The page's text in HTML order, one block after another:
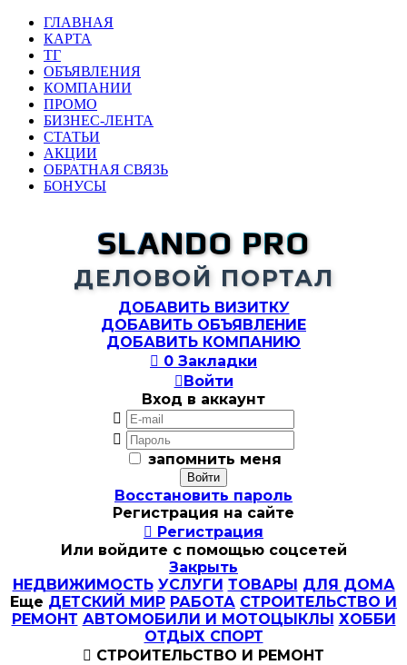
ГЛАВНАЯ
КАРТА
ТГ
ОБЪЯВЛЕНИЯ
КОМПАНИИ
ПРОМО
БИЗНЕС-ЛЕНТА
СТАТЬИ
АКЦИИ
ОБРАТНАЯ СВЯЗЬ
БОНУСЫ
SLANDO PRO
ДЕЛОВОЙ ПОРТАЛ
ДОБАВИТЬ ВИЗИТКУ
ДОБАВИТЬ ОБЪЯВЛЕНИЕ
ДОБАВИТЬ КОМПАНИЮ
 0 Закладки
Войти
Вход в аккаунт


запомнить меня
Восстановить пароль
Регистрация на сайте
 Регистрация
Или войдите с помощью соцсетей
Закрыть
НЕДВИЖИМОСТЬ УСЛУГИ ТОВАРЫ ДЛЯ ДОМА
Еще ДЕТСКИЙ МИР РАБОТА СТРОИТЕЛЬСТВО И
РЕМОНТ АВТОМОБИЛИ И МОТОЦЫКЛЫ ХОББИ
ОТДЫХ СПОРТ
 СТРОИТЕЛЬСТВО И РЕМОНТ